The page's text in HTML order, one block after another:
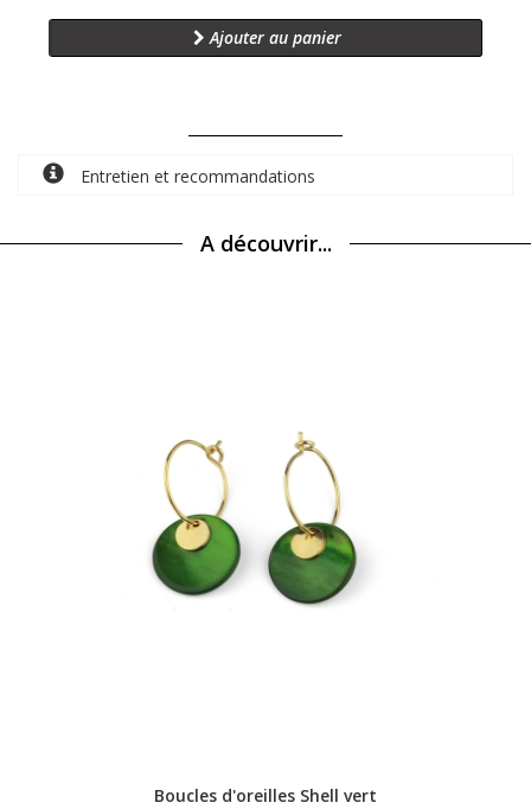
Ajouter au panier
Entretien et recommandations
A découvrir...
Boucles d'oreilles Shell vert